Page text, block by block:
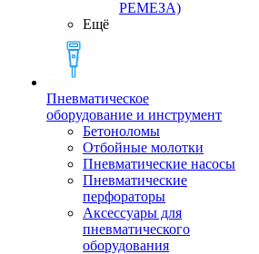
РЕМЕЗА)
Ещё
Пневматическое
оборудование и инструмент
Бетоноломы
Отбойные молотки
Пневматические насосы
Пневматические
перфораторы
Аксессуары для
пневматического
оборудования